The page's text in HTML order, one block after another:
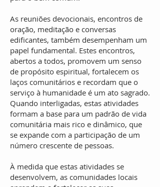
As reuniões devocionais, encontros de
oração, meditação e conversas
edificantes, também desempenham um
papel fundamental. Estes encontros,
abertos a todos, promovem um senso
de propósito espiritual, fortalecem os
laços comunitários e recordam que o
serviço à humanidade é um ato sagrado.
Quando interligadas, estas atividades
formam a base para um padrão de vida
comunitária mais rico e dinâmico, que
se expande com a participação de um
número crescente de pessoas.
À medida que estas atividades se
desenvolvem, as comunidades locais